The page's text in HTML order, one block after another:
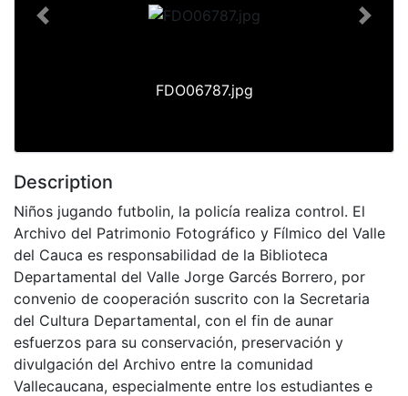
FDO06787.jpg
Previous Next
Description
Niños jugando futbolin, la policía realiza control. El
Archivo del Patrimonio Fotográfico y Fílmico del Valle
del Cauca es responsabilidad de la Biblioteca
Departamental del Valle Jorge Garcés Borrero, por
convenio de cooperación suscrito con la Secretaria
del Cultura Departamental, con el fin de aunar
esfuerzos para su conservación, preservación y
divulgación del Archivo entre la comunidad
Vallecaucana, especialmente entre los estudiantes e